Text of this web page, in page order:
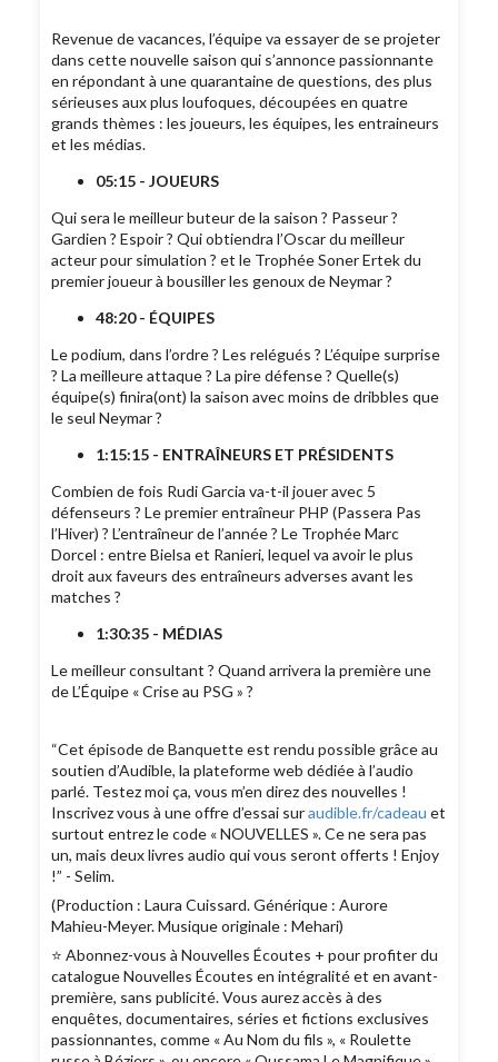
Revenue de vacances, l’équipe va essayer de se projeter
dans cette nouvelle saison qui s’annonce passionnante
en répondant à une quarantaine de questions, des plus
sérieuses aux plus loufoques, découpées en quatre
grands thèmes : les joueurs, les équipes, les entraineurs
et les médias.
05:15 - JOUEURS
Qui sera le meilleur buteur de la saison ? Passeur ?
Gardien ? Espoir ? Qui obtiendra l’Oscar du meilleur
acteur pour simulation ? et le Trophée Soner Ertek du
premier joueur à bousiller les genoux de Neymar ?
48:20 - ÉQUIPES
Le podium, dans l’ordre ? Les relégués ? L’équipe surprise
? La meilleure attaque ? La pire défense ? Quelle(s)
équipe(s) finira(ont) la saison avec moins de dribbles que
le seul Neymar ?
1:15:15 - ENTRAÎNEURS ET PRÉSIDENTS
Combien de fois Rudi Garcia va-t-il jouer avec 5
défenseurs ? Le premier entraîneur PHP (Passera Pas
l’Hiver) ? L’entraîneur de l’année ? Le Trophée Marc
Dorcel : entre Bielsa et Ranieri, lequel va avoir le plus
droit aux faveurs des entraîneurs adverses avant les
matches ?
1:30:35 - MÉDIAS
Le meilleur consultant ? Quand arrivera la première une
de L’Équipe « Crise au PSG » ?
“Cet épisode de Banquette est rendu possible grâce au
soutien d’Audible, la plateforme web dédiée à l’audio
parlé. Testez moi ça, vous m’en direz des nouvelles !
Inscrivez vous à une offre d’essai suraudible.fr/cadeau et
surtout entrez le code « NOUVELLES ». Ce ne sera pas
un, mais deux livres audio qui vous seront offerts ! Enjoy
!” - Selim.
(Production : Laura Cuissard. Générique : Aurore
Mahieu-Meyer. Musique originale : Mehari)
⭐️ Abonnez-vous à Nouvelles Écoutes + pour profiter du
catalogue Nouvelles Écoutes en intégralité et en avant-
première, sans publicité. Vous aurez accès à des
enquêtes, documentaires, séries et fictions exclusives
passionnantes, comme « Au Nom du fils », « Roulette